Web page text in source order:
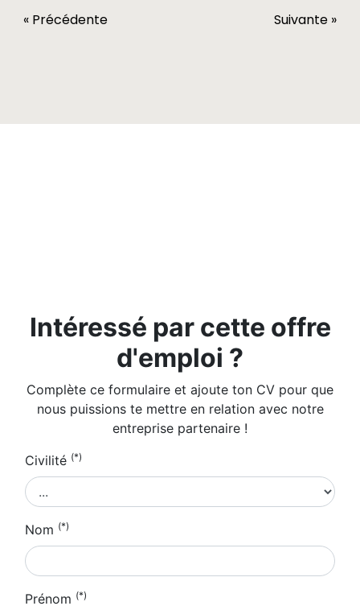
« Précédente Suivante »